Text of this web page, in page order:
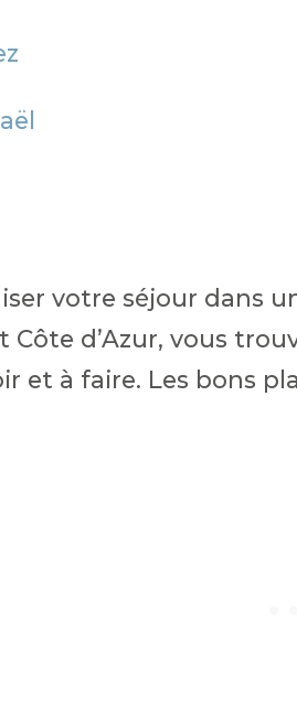
votre séjour dans
Côte d’Azur, vous
et à faire. Les bons